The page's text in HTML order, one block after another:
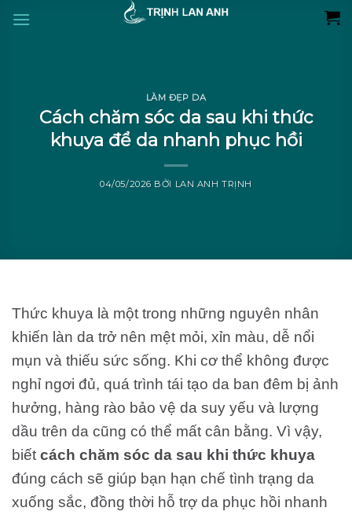
LÀM ĐẸP DA
Cách chăm sóc da sau khi thức
khuya để da nhanh phục hồi
04/05/2026 BỞI LAN ANH TRỊNH
Thức khuya là một trong những nguyên nhân
khiến làn da trở nên mệt mỏi, xỉn màu, dễ nổi
mụn và thiếu sức sống. Khi cơ thể không được
nghỉ ngơi đủ, quá trình tái tạo da ban đêm bị ảnh
hưởng, hàng rào bảo vệ da suy yếu và lượng
dầu trên da cũng có thể mất cân bằng. Vì vậy,
biết cách chăm sóc da sau khi thức khuya
đúng cách sẽ giúp bạn hạn chế tình trạng da
xuống sắc, đồng thời hỗ trợ da phục hồi nhanh